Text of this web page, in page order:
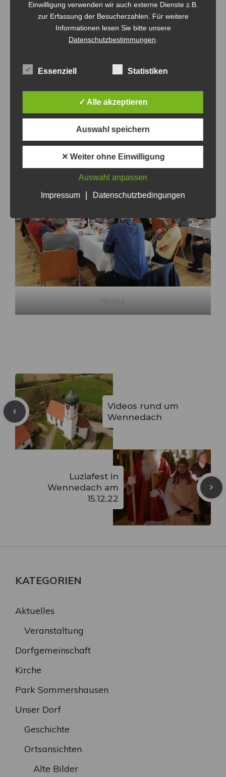
Einladung
Vorbereitung
Vortrag
Videos rund um
Wennedach
Luziafest in
Wennedach am
15.12.22
KATEGORIEN
Aktuelles
Veranstaltung
Dorfgemeinschaft
Kirche
Park Sommershausen
Unser Dorf
Geschichte
Ortsansichten
Alte Bilder
Einwilligung verwenden wir auch externe Dienste z.B.
zur Erfassung der Besucherzahlen. Für weitere
Informationen lesen Sie bitte unsere
Datenschutzbestimmungen
Essenziell Statistiken
✓ Alle akzeptieren
Auswahl speichern
✕ Weiter ohne Einwilligung
Auswahl anpassen
Impressum Datenschutzbedingungen